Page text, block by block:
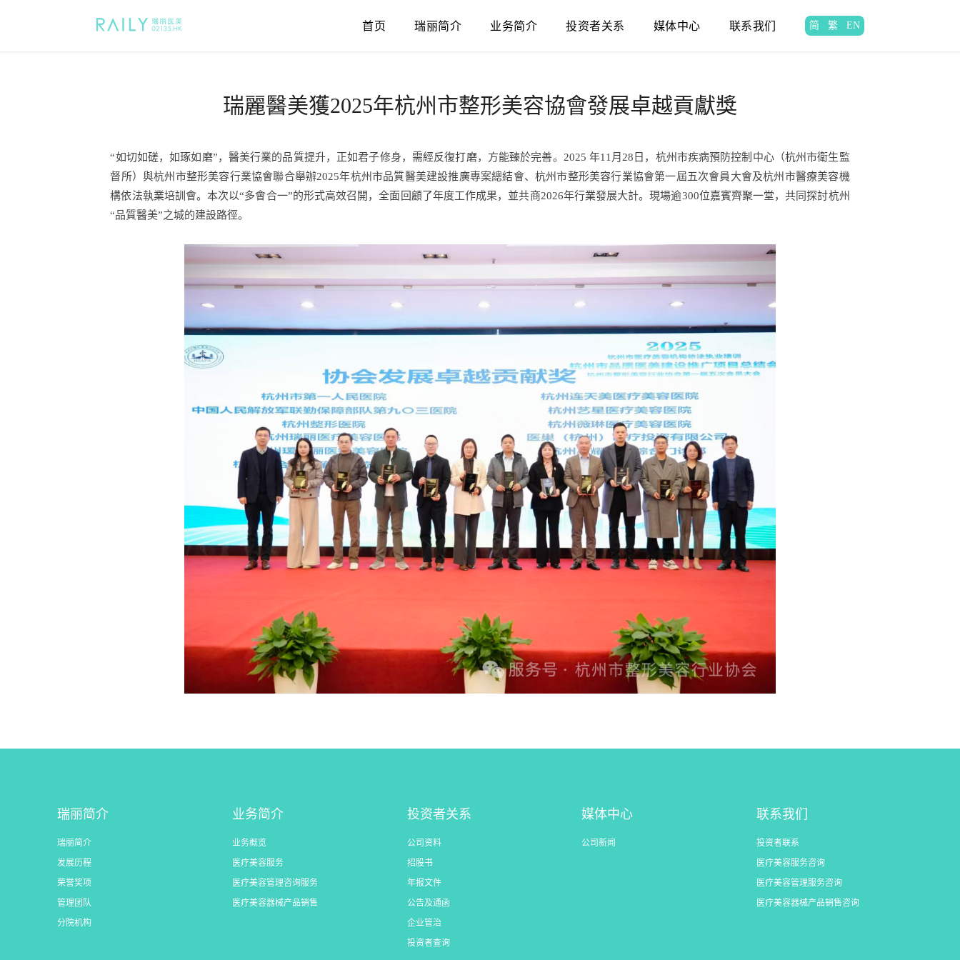
首页 瑞丽简介 业务简介 投资者关系 媒体中心 联系我们 简 繁 EN
瑞麗醫美獲2025年杭州市整形美容協會發展卓越貢獻獎
“如切如磋，如琢如磨”，醫美行業的品質提升，正如君子修身，需經反復打磨，方能臻於完善。2025 年11月28日，杭州市疾病預防控制中心（杭州市衛生監
督所）與杭州市整形美容行業協會聯合舉辦2025年杭州市品質醫美建設推廣專案總結會、杭州市整形美容行業協會第一屆五次會員大會及杭州市醫療美容機
構依法執業培訓會。本次以“多會合一”的形式高效召開，全面回顧了年度工作成果，並共商2026年行業發展大計。現場逾300位嘉賓齊聚一堂，共同探討杭州
“品質醫美”之城的建設路徑。
瑞丽简介
瑞丽简介
发展历程
荣誉奖项
管理团队
分院机构
业务简介
业务概览
医疗美容服务
医疗美容管理咨询服务
医疗美容器械产品销售
投资者关系
公司资料
招股书
年报文件
公告及通函
企业管治
投资者查询
媒体中心
公司新闻
联系我们
投资者联系
医疗美容服务咨询
医疗美容管理服务咨询
医疗美容器械产品销售咨询